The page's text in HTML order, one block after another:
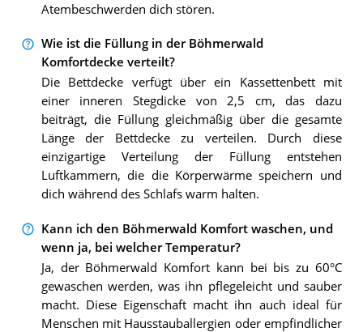
Atembeschwerden dich stören.
Wie ist die Füllung in der Böhmerwald
Komfortdecke verteilt?
Die Bettdecke verfügt über ein Kassettenbett mit
einer inneren Stegdicke von 2,5 cm, das dazu
beiträgt, die Füllung gleichmäßig über die gesamte
Länge der Bettdecke zu verteilen. Durch diese
einzigartige Verteilung der Füllung entstehen
Luftkammern, die die Körperwärme speichern und
dich während des Schlafs warm halten.
Kann ich den Böhmerwald Komfort waschen, und
wenn ja, bei welcher Temperatur?
Ja, der Böhmerwald Komfort kann bei bis zu 60°C
gewaschen werden, was ihn pflegeleicht und sauber
macht. Diese Eigenschaft macht ihn auch ideal für
Menschen mit Hausstauballergien oder empfindlicher